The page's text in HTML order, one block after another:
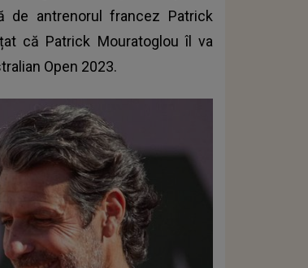
de antrenorul francez Patrick
că Patrick Mouratoglou îl va
Open 2023.